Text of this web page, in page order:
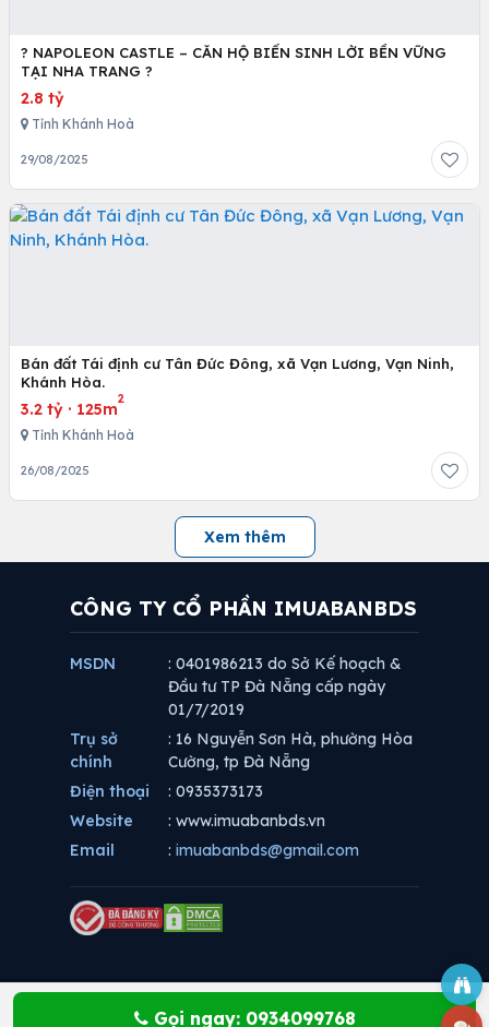
? NAPOLEON CASTLE – CĂN HỘ BIỂN SINH LỜI BỀN VỮNG
TẠI NHA TRANG ?
2.8 tỷ
Tỉnh Khánh Hoà
29/08/2025
Bán đất Tái định cư Tân Đức Đông, xã Vạn Lương, Vạn Ninh,
Khánh Hòa.
3.2 tỷ · 125m
2
Tỉnh Khánh Hoà
26/08/2025
Xem thêm
Gọi ngay: 0934099768
CÔNG TY CỔ PHẦN IMUABANBDS
MSDN
: 0401986213 do Sở Kế hoạch &
Đầu tư TP Đà Nẵng cấp ngày
01/7/2019
Trụ sở
chính
: 16 Nguyễn Sơn Hà, phường Hòa
Cường, tp Đà Nẵng
Điện thoại
: 0935373173
Website
: www.imuabanbds.vn
Email
: imuabanbds@gmail.com